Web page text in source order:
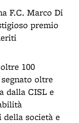
F.C. Marco Di
premio
100
oltre
dalla CISL e
società e